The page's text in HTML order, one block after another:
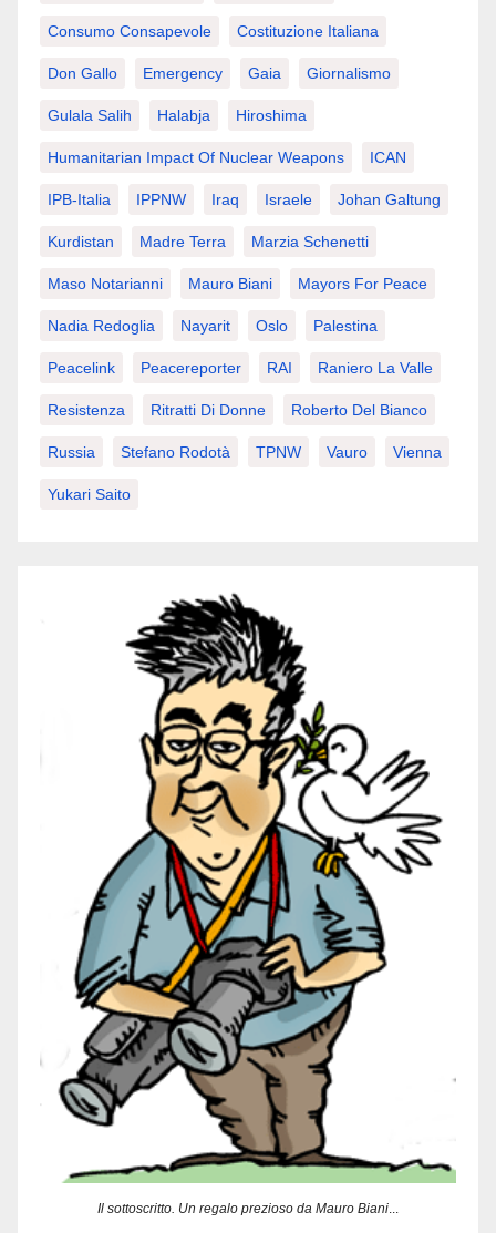
Consumo Consapevole Costituzione Italiana
Don Gallo Emergency Gaia Giornalismo
Gulala Salih Halabja Hiroshima
Humanitarian Impact Of Nuclear Weapons ICAN
IPB-Italia IPPNW Iraq Israele Johan Galtung
Kurdistan Madre Terra Marzia Schenetti
Maso Notarianni Mauro Biani Mayors For Peace
Nadia Redoglia Nayarit Oslo Palestina
Peacelink Peacereporter RAI Raniero La Valle
Resistenza Ritratti Di Donne Roberto Del Bianco
Russia Stefano Rodotà TPNW Vauro Vienna
Yukari Saito
Il sottoscritto. Un regalo prezioso da Mauro Biani